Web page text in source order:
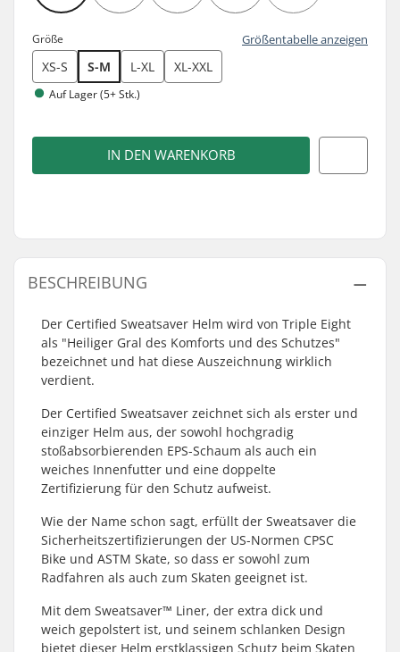
Größe Größentabelle anzeigen
XS-S S-M L-XL XL-XXL
Auf Lager (5+ Stk.)
IN DEN WARENKORB
BESCHREIBUNG
Der Certified Sweatsaver Helm wird von Triple Eight
als "Heiliger Gral des Komforts und des Schutzes"
bezeichnet und hat diese Auszeichnung wirklich
verdient.
Der Certified Sweatsaver zeichnet sich als erster und
einziger Helm aus, der sowohl hochgradig
stoßabsorbierenden EPS-Schaum als auch ein
weiches Innenfutter und eine doppelte
Zertifizierung für den Schutz aufweist.
Wie der Name schon sagt, erfüllt der Sweatsaver die
Sicherheitszertifizierungen der US-Normen CPSC
Bike und ASTM Skate, so dass er sowohl zum
Radfahren als auch zum Skaten geeignet ist.
Mit dem Sweatsaver™ Liner, der extra dick und
weich gepolstert ist, und seinem schlanken Design
bietet dieser Helm erstklassigen Schutz beim Skaten